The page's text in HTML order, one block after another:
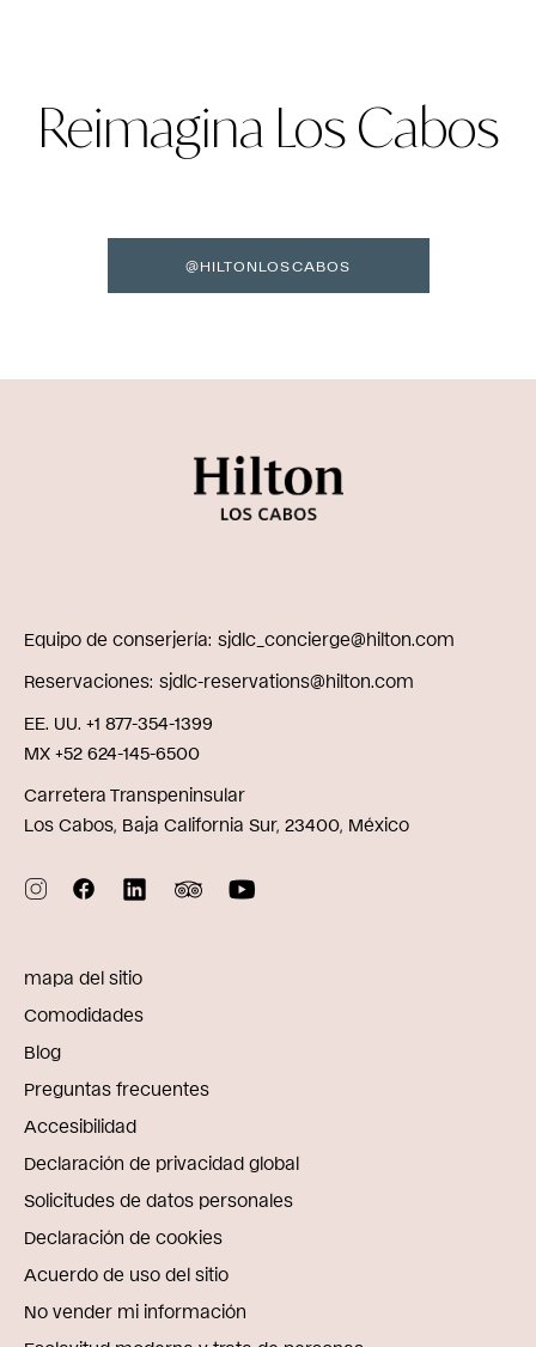
Reimagina Los Cabos
@HILTONLOSCABOS
Equipo de conserjería sjdlc_concierge@hilton.com
Reservaciones sjdlc-reservations@hilton.com
EE. UU. +1 877-354-1399
MX +52 624-145-6500
Carretera Transpeninsular
Los Cabos, Baja California Sur, 23400, México
mapa del sitio
Comodidades
Blog
Preguntas frecuentes
Accesibilidad
Declaración de privacidad global
Solicitudes de datos personales
Declaración de cookies
Acuerdo de uso del sitio
No vender mi información